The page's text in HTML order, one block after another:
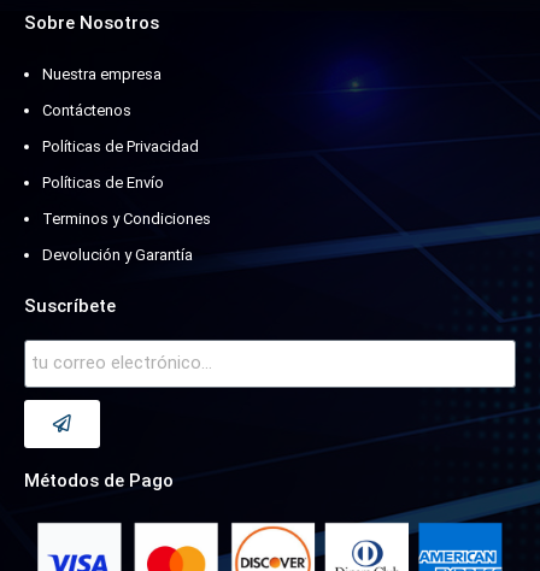
Sobre Nosotros
Nuestra empresa
Contáctenos
Políticas de Privacidad
Políticas de Envío
Terminos y Condiciones
Devolución y Garantía
Suscríbete
Métodos de Pago